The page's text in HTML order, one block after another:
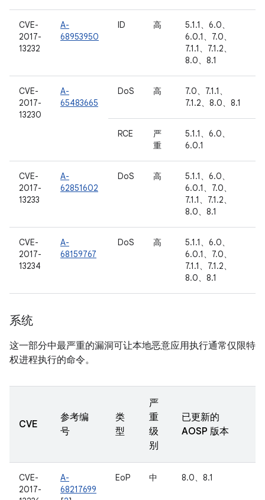
CVE-
2017-
13232
A-
68953950
ID 高
5.1.1、6.0、
6.0.1、7.0、
7.1.1、7.1.2、
8.0、8.1
CVE-
2017-
13230
A-
65483665
DoS 高
7.0、7.1.1、
7.1.2、8.0、8.1
RCE
严
重
5.1.1、6.0、
6.0.1
CVE-
2017-
13233
A-
62851602
DoS 高
5.1.1、6.0、
6.0.1、7.0、
7.1.1、7.1.2、
8.0、8.1
CVE-
2017-
13234
A-
68159767
DoS 高
5.1.1、6.0、
6.0.1、7.0、
7.1.1、7.1.2、
8.0、8.1
系统
这一部分中最严重的漏洞可让本地恶意应用执行通常仅限特
权进程执行的命令。
CVE
参考编
号
类
型
严
重
级
别
已更新的
AOSP 版本
CVE-
2017-
A-
68217699
EoP 中 8.0、8.1